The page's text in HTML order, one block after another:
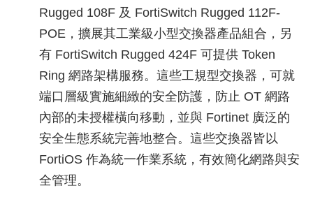
Rugged 108F 及 FortiSwitch Rugged 112F-
POE，擴展其工業級小型交換器產品組合，另
有 FortiSwitch Rugged 424F 可提供 Token
Ring 網路架構服務。這些工規型交換器，可就
端口層級實施細緻的安全防護，防止 OT 網路
內部的未授權橫向移動，並與 Fortinet 廣泛的
安全生態系統完善地整合。這些交換器皆以
FortiOS 作為統一作業系統，有效簡化網路與安
全管理。